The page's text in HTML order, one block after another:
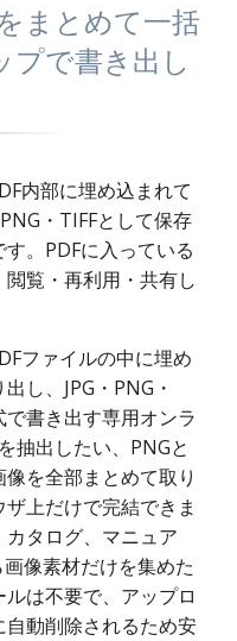
まとめて一括
プで書き出し
内部に埋め込まれて
・TIFFとして保存
。PDFに入っている
覧・再利用・共有し
ファイルの中に埋め
し、JPG・PNG・
書き出す専用オンラ
抽出したい、PNGと
を全部まとめて取り
上だけで完結できま
タログ、マニュア
像素材だけを集めた
は不要で、アップロ
動削除されるため安